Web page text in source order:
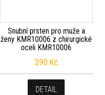
Snubní prsten pro muže a
ženy KMR10006 z chirurgické
oceli KMR10006
390 Kč
DETAIL